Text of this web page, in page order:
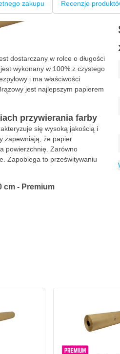
zakupu Recenzje
dostarczany w rolce o długości
wykonany w 100% z czystego
i ma właściwości
jest najlepszym papierem
przywierania farby
się wysoką jakością i
zapewniają, że papier
powierzchnię. Zarówno
Zapobiega to prześwitywaniu
cm - Premium
szerokościach. Wszystkie
szerokości to: